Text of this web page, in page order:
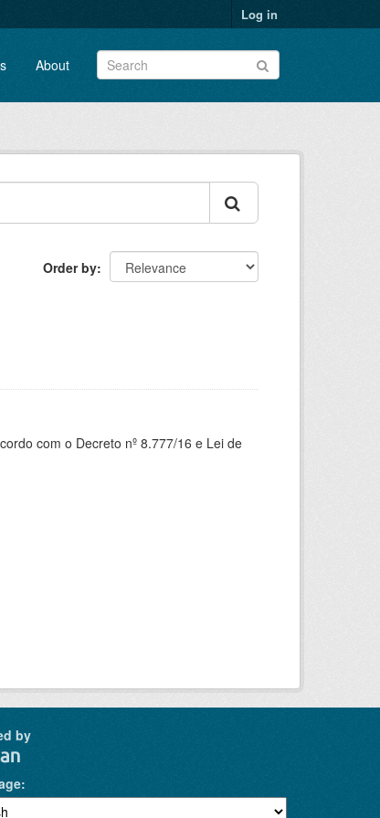
Log in
About
Order by
com o Decreto nº 8.777/16 e Lei de
by